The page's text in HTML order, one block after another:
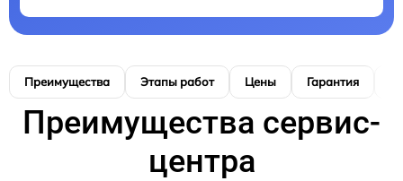
Преимущества Этапы работ Цены Гарантия
Преимущества сервис-
центра